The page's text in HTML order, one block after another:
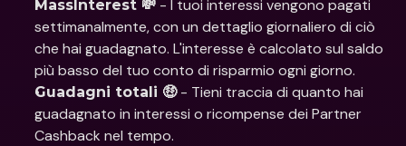
MassInterest 💸 - I tuoi interessi vengono pagati
settimanalmente, con un dettaglio giornaliero di ciò
che hai guadagnato. L'interesse è calcolato sul saldo
più basso del tuo conto di risparmio ogni giorno.
Guadagni totali 🤑 - Tieni traccia di quanto hai
guadagnato in interessi o ricompense dei Partner
Cashback nel tempo.